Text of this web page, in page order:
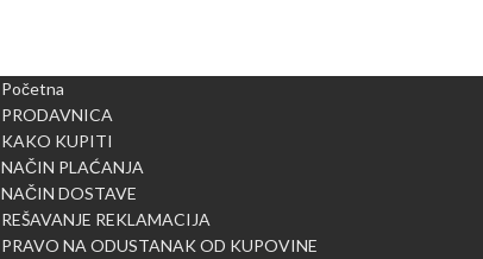
Početna
PRODAVNICA
KAKO KUPITI
NAČIN PLAĆANJA
NAČIN DOSTAVE
REŠAVANJE REKLAMACIJA
PRAVO NA ODUSTANAK OD KUPOVINE